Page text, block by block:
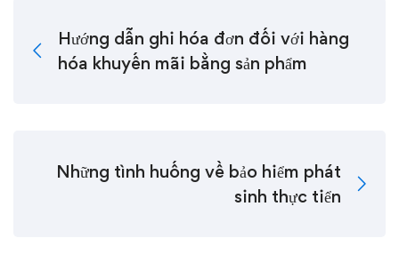
Hướng dẫn ghi hóa đơn đối với hàng
hóa khuyến mãi bằng sản phẩm
Những tình huống về bảo hiểm phát
sinh thực tiển